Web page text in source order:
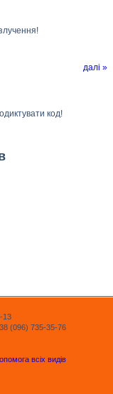
далі »
код!
13
(096) 735-35-76
всіх видів